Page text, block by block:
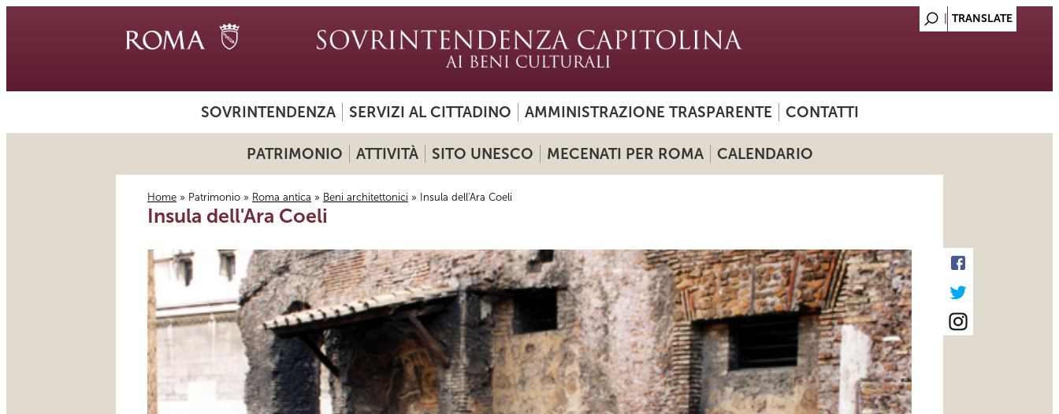
SOVRINTENDENZA SERVIZI AL CITTADINO AMMINISTRAZIONE TRASPARENTE CONTATTI
PATRIMONIO ATTIVITÀ SITO UNESCO MECENATI PER ROMA CALENDARIO
Tu sei qui
Home » Patrimonio » Roma antica » Beni architettonici » Insula dell'Ara Coeli
Insula dell'Ara Coeli